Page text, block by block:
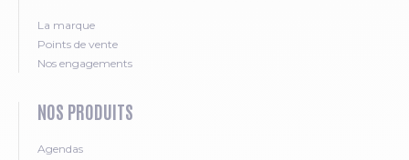
La marque
Points de vente
Nos engagements
NOS PRODUITS
Agendas